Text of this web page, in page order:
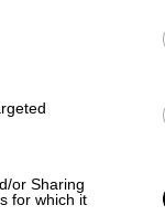
or Sharing
for which it